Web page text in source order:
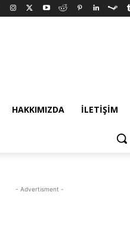
HAKKIMIZDA İLETIŞIM
- Advertisment -